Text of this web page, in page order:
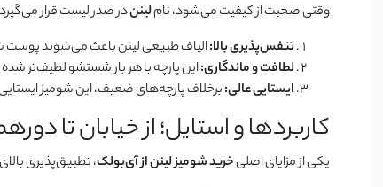
وقتی صحبت از کیفیت می‌شود، ناملینندر صدر لیست قرار
تنفس‌پذیری بالا:الیاف طبیعی لینن باعث می‌شوند
لطافت و ماندگاری:این پارچه با هر بار شستشو لطیف‌تر شده
ایستایی عالی:برخلاف پارچه‌های ضعیف، این شومیز
کاربردها و استایل؛ از خیابان تا
یکی از مزایای اصلیخرید شومیز لینن از آی‌بولک، تطبیق‌پذیری